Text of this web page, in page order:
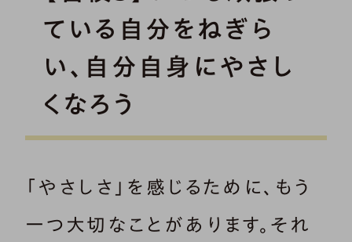
ている自分をねぎら
い、自分自身にやさし
くなろう
「やさしさ」を感じるために、もう
一つ大切なことがあります。それ